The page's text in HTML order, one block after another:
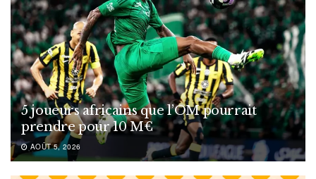
5 joueurs africains que l’OM pourrait
prendre pour 10 M€
AOÛT 5, 2026